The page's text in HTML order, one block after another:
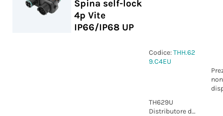
Spina self-lock
4p Vite
IP66/IP68 UP
Codice:THH.62
9.C4EU
non
TH629U
Distributore di